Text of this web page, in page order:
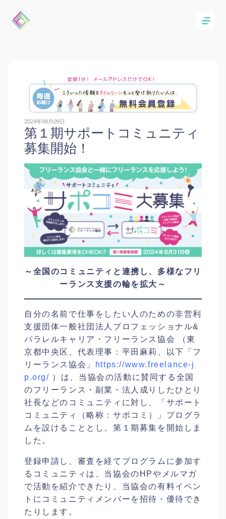
2024年08月09日
第１期サポートコミュニティ
募集開始！
～全国のコミュニティと連携し、多様なフリ
ーランス支援の輪を拡大～
自分の名前で仕事をしたい人のための非営利
支援団体一般社団法人プロフェッショナル&
パラレルキャリア・フリーランス協会 （東
京都中央区、代表理事：平田麻莉、以下「フ
リーランス協会」
https://www.freelance-j
p.org/ ） は、当協会の活動に賛同する全国
のフリーランス・副業・法人成りしたひとり
社長などのコミュニティに対し、「サポート
コミュニティ（略称：サポコミ）」プログラ
ムを設けることとし、第１期募集を開始しま
した。
登録申請し、審査を経てプログラムに参加す
るコミュニティは、当協会のHPやメルマガ
で活動を紹介できたり、当協会の有料イベン
トにコミュニティメンバーを招待・優待でき
たりします。